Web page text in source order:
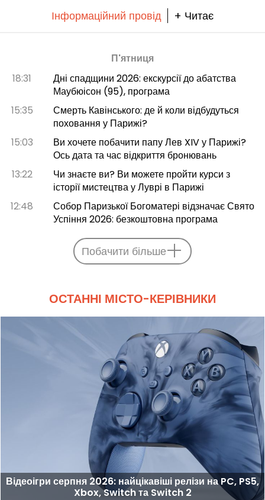
Інформаційний провід + Читає
П'ятниця
18:31
Дні спадщини 2026: екскурсії до абатства
Маубюісон (95), програма
15:35
Смерть Кавінського: де й коли відбудуться
поховання у Парижі?
15:03
Ви хочете побачити папу Лев XIV у Парижі?
Ось дата та час відкриття бронювань
13:22
Чи знаєте ви? Ви можете пройти курси з
історії мистецтва у Луврі в Парижі
12:48
Собор Паризької Богоматері відзначає Свято
Успіння 2026: безкоштовна програма
Побачити більше
ОСТАННІ МІСТО-КЕРІВНИКИ
Відеоігри серпня 2026: найцікавіші релізи на PC, PS5,
Xbox, Switch та Switch 2